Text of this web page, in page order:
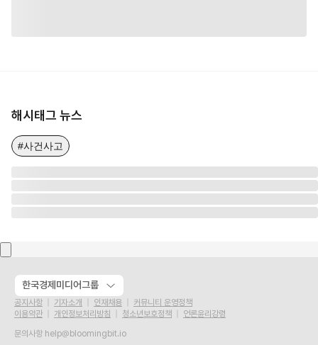
해시태그 뉴스
#사건사고
한국경제미디어그룹
공지사항 기자소개 인재채용
커뮤니티 운영정책
이용약관
개인정보처리방침 청소년보호정책
언론윤리강령
문의사항 help@bloomingbit.io